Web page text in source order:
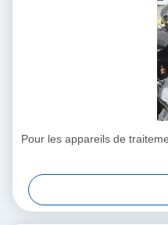
Pour les appareils de